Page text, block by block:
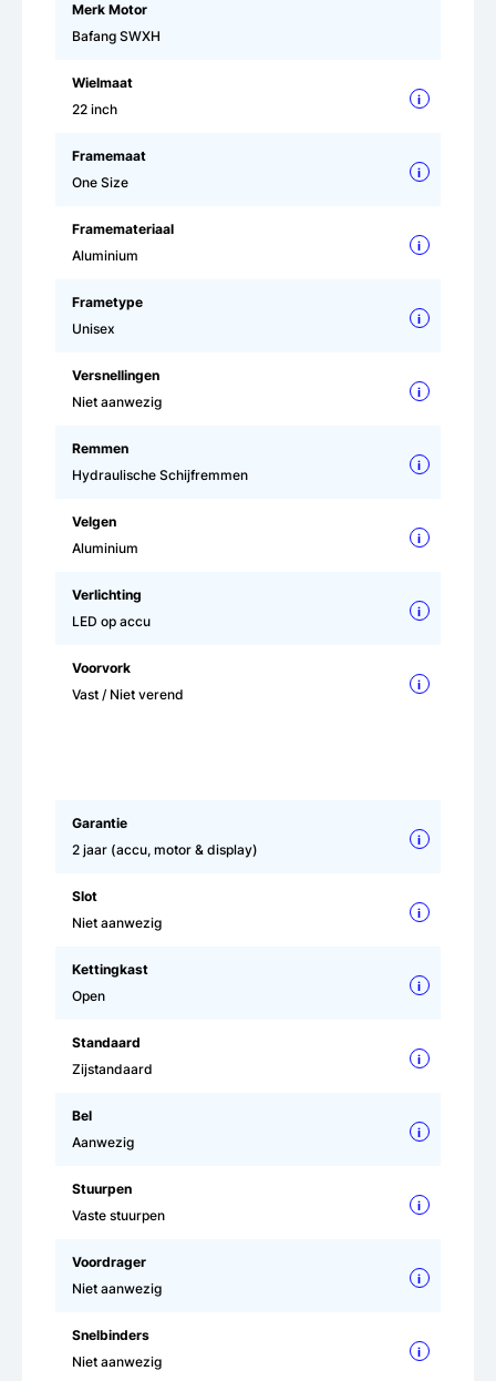
Merk Motor
Bafang SWXH
Wielmaat
22 inch
i
Framemaat
One Size
i
Framemateriaal
Aluminium
i
Frametype
Unisex
i
Versnellingen
Niet aanwezig
i
Remmen
Hydraulische Schijfremmen
i
Velgen
Aluminium
i
Verlichting
LED op accu
i
Voorvork
Vast / Niet verend
i
Garantie
2 jaar (accu, motor & display)
i
Slot
Niet aanwezig
i
Kettingkast
Open
i
Standaard
Zijstandaard
i
Bel
Aanwezig
i
Stuurpen
Vaste stuurpen
i
Voordrager
Niet aanwezig
i
Snelbinders
Niet aanwezig
i